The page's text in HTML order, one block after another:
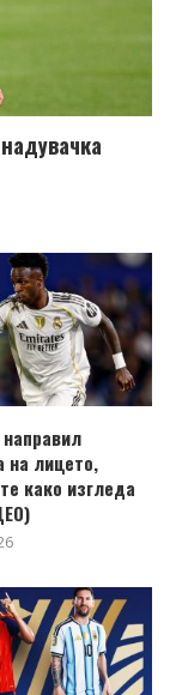
на лицето,
како изгледа